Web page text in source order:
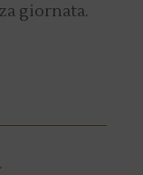
giornata.